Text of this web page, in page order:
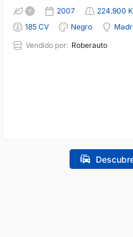
2007 224.900
185 CV
Negro
Vendido por: Roberauto